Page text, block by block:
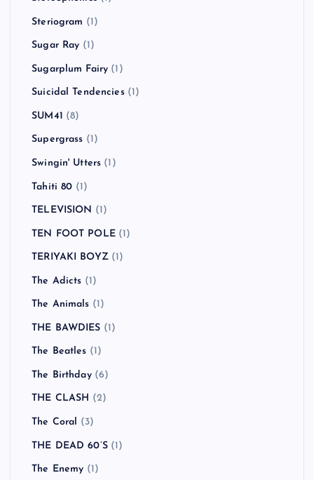
Steriogram (1)
Sugar Ray (1)
Sugarplum Fairy (1)
Suicidal Tendencies(1)
SUM41 (8)
Supergrass (1)
Swingin' Utters (1)
Tahiti 80 (1)
TELEVISION (1)
TEN FOOT POLE(1)
TERIYAKI BOYZ(1)
The Adicts (1)
The Animals (1)
THE BAWDIES (1)
The Beatles (1)
The Birthday(6)
THE CLASH (2)
The Coral (3)
THE DEAD 60’S(1)
The Enemy (1)